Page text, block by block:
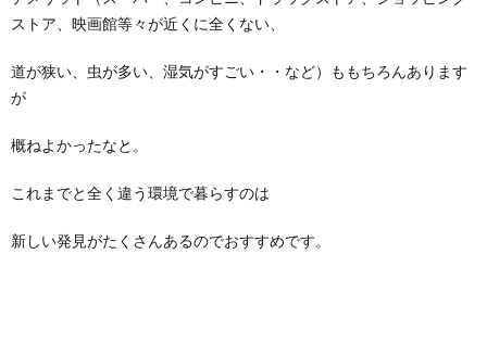
ストア、映画館等々が近くに全くない、
道が狭い、虫が多い、湿気がすごい・・など）ももちろんあります
が
概ねよかったなと。
これまでと全く違う環境で暮らすのは
新しい発見がたくさんあるのでおすすめです。